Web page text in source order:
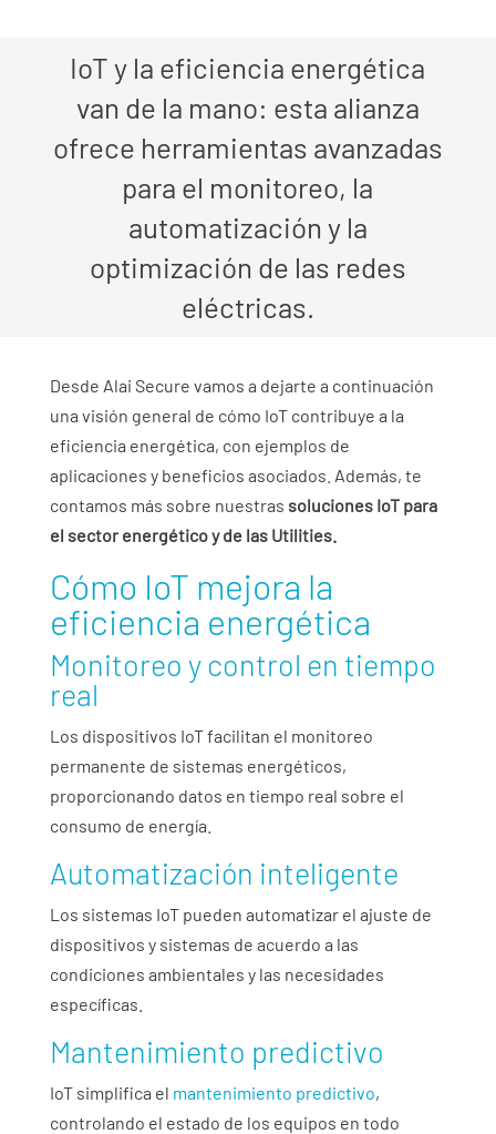
IoT y la eficiencia energética
van de la mano: esta alianza
ofrece herramientas avanzadas
para el monitoreo, la
automatización y la
optimización de las redes
eléctricas.
Desde Alai Secure vamos a dejarte a continuación
una visión general de cómo IoT contribuye a la
eficiencia energética, con ejemplos de
aplicaciones y beneficios asociados. Además, te
contamos más sobre nuestras soluciones IoT para
el sector energético y de las Utilities.
Cómo IoT mejora la
eficiencia energética
Monitoreo y control en tiempo
real
Los dispositivos IoT facilitan el monitoreo
permanente de sistemas energéticos,
proporcionando datos en tiempo real sobre el
consumo de energía.
Automatización inteligente
Los sistemas IoT pueden automatizar el ajuste de
dispositivos y sistemas de acuerdo a las
condiciones ambientales y las necesidades
específicas.
Mantenimiento predictivo
IoT simplifica el mantenimiento predictivo,
controlando el estado de los equipos en todo